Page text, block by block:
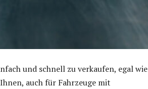
und schnell zu verkaufen, egal wie
auch für Fahrzeuge mit